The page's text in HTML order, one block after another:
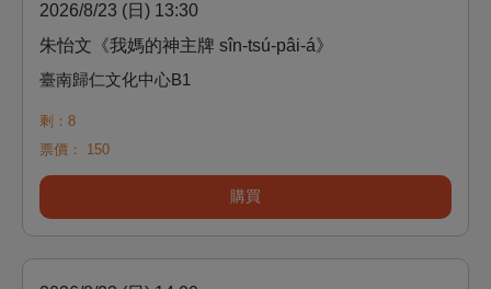
2026/8/23 (日) 13:30
朱怡文《我媽的神主牌 sîn-tsú-pâi-á》
臺南歸仁文化中心B1
剩：8
票價：
150
購買